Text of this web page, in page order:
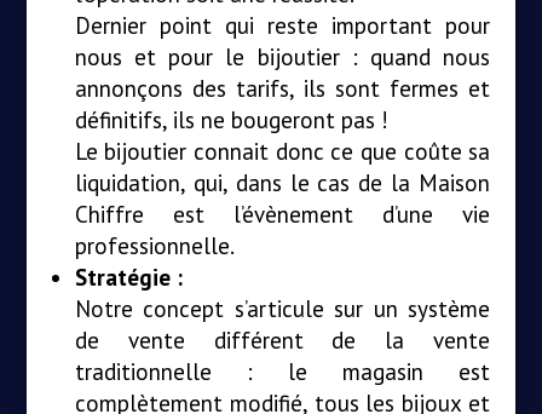
Dernier point qui reste important pour
nous et pour le bijoutier : quand nous
annonçons des tarifs, ils sont fermes et
définitifs, ils ne bougeront pas !
Le bijoutier connait donc ce que coûte sa
liquidation, qui, dans le cas de la Maison
Chiffre est l’évènement d’une vie
professionnelle.
Stratégie :
Notre concept s’articule sur un système
de vente différent de la vente
traditionnelle : le magasin est
complètement modifié, tous les bijoux et